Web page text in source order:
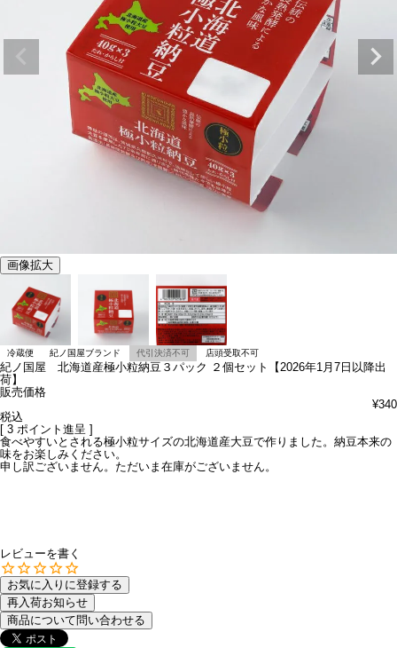
画像拡大
冷蔵便 紀ノ国屋ブランド 代引決済不可 店頭受取不可
紀ノ国屋 北海道産極小粒納豆３パック ２個セット【2026年1月7日以降出
荷】
販売価格
¥340
税込
[ 3 ポイント進呈 ]
食べやすいとされる極小粒サイズの北海道産大豆で作りました。納豆本来の
味をお楽しみください。
申し訳ございません。ただいま在庫がございません。
レビューを書く
お気に入りに登録する
再入荷お知らせ
商品について問い合わせる